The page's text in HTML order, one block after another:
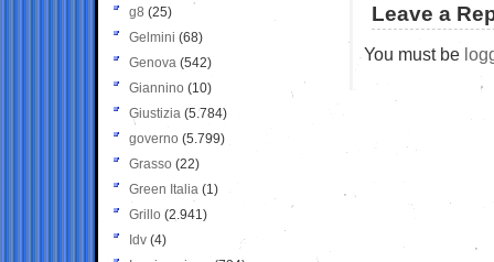
Leave a
You must be
g8 (25)
Gelmini (68)
Genova (542)
Giannino (10)
Giustizia (5.784)
governo (5.799)
Grasso (22)
Green Italia (1)
Grillo (2.941)
Idv (4)